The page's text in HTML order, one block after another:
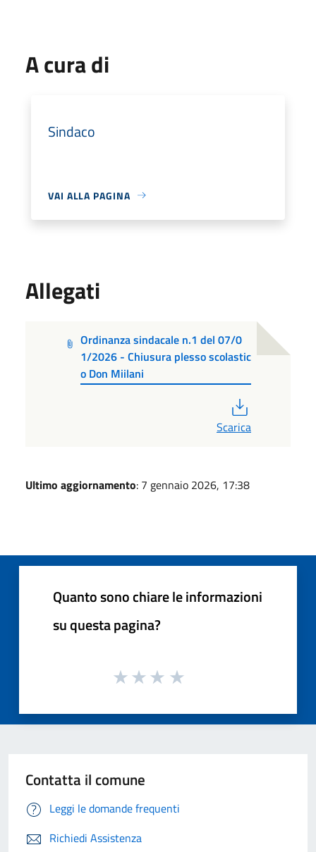
A cura di
Sindaco
VAI ALLA PAGINA
Allegati
Ordinanza sindacale n.1 del 07/0
1/2026 - Chiusura plesso scolastic
o Don Miilani
Scarica
Ultimo aggiornamento: 7 gennaio 2026, 17:38
Quanto sono chiare le informazioni
su questa pagina?
Contatta il comune
Leggi le domande frequenti
Richiedi Assistenza